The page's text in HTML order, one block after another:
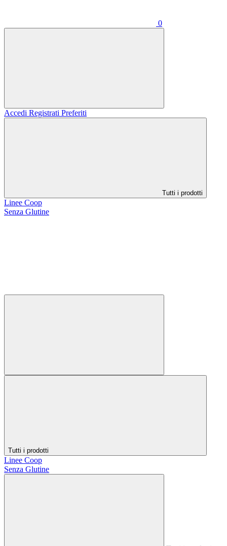
0
Accedi Registrati Preferiti
Tutti i prodotti
Linee Coop
Senza Glutine
Tutti i prodotti
Linee Coop
Senza Glutine